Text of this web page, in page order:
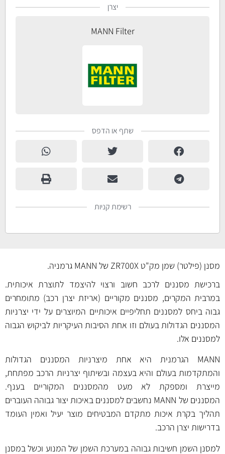
יצרן
MANN Filter
שתף או הדפס
רשימת קניות
מסנן (פילטר) שמן מק"ט ZR700X של MANN גרמניה.
ברכישת מסננים לרכב חשוב ורצוי להיצמד לתוצרת איכותית.
במרבית המקרים, מסננים מקוריים (אריזת יצרן רכב) מתומחרים
גבוה ביחס למסננים תחליפיים איכותיים המיוצרים על ידי יצרניות
המסננים הגדולות בעולם וזו אחת הסיבות העיקריות לביקוש הגבוה
למסננים אלו.
MANN הגרמנית היא אחת מיצרניות המסננים הגדולות
והמתקדמות בעולם והיא בעצמה ובשיתוף יצרניות הרכב מפתחת,
מייצרת ומספקת לא מעט מהמסננים המקוריים בענף.
המסננים של MANN נחשבים למסננים באיכות יצור גבוהה העוברים
תהליך בקרת איכות מתקדם המבטיחים מוצר יעיל ואמין העומד
בדרישות יצרן הרכב.
למסנן השמן חשיבות גבוהה במערכת השמן של המנוע וכשל במסנן